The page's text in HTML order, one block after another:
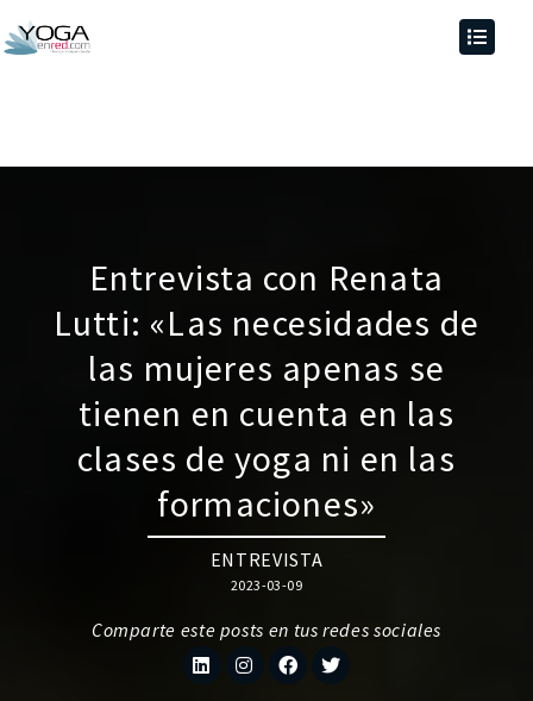
Entrevista con Renata
Lutti: «Las necesidades de
las mujeres apenas se
tienen en cuenta en las
clases de yoga ni en las
formaciones»
ENTREVISTA
2023-03-09
Comparte este posts en tus redes sociales